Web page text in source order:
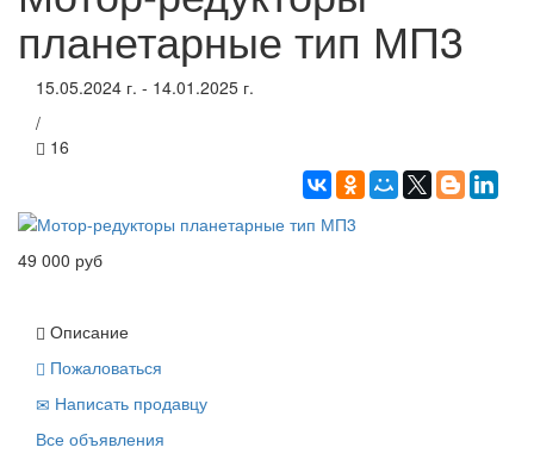
планетарные тип МП3
15.05.2024 г. - 14.01.2025 г.
/
16
49 000 руб
Описание
Пожаловаться
Написать продавцу
Все объявления